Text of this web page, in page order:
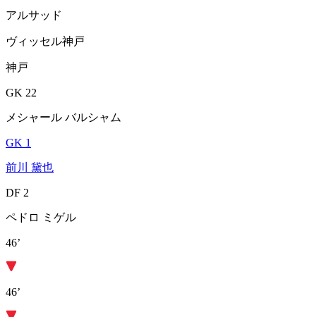
アルサッド
ヴィッセル神戸
神戸
GK 22
メシャール バルシャム
GK 1
前川 黛也
DF 2
ペドロ ミゲル
46’
46’